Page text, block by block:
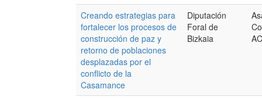
Creando estrategias para
fortalecer los procesos de
construcción de paz y
retorno de poblaciones
desplazadas por el
conflicto de la
Casamance
Diputación
Foral de
Bizkaia